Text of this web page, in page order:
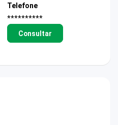
Telefone
**********
Consultar